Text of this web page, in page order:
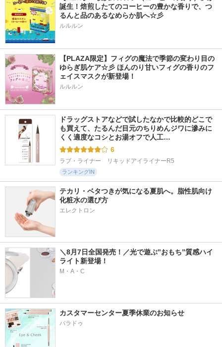
誕生！焙煎したてのコーヒーの豊かな香りで、つ
るんと品のあるなめらか肌へ☆彡
ルルルン
【PLAZA限定】フィグの魔法で季節の変わり目の
ゆらぎ肌ケア☆彡 ほんのり甘いフィグの香りのフ
ェイスマスクが新登場！
ルルルン
ドラッグストアなどで試したなかで比較的どこで
も買えて、たるんだ目元のちりめんジワに滲みに
くく適度なコシとお湯オフで人工…
6
ラブ・ライナー　リキッドアイライナーR5
ランキングIN
テカリ・ベタつきが気になる夏肌へ。脂性肌向け
化粧水の選び方
エレクトロン
＼8月7日全国発売！／光で遊ぶ”おもち”質感ハイ
ライト新登場！
M・A・C
カスタマーセンター夏季休業のお知らせ
パラドゥ